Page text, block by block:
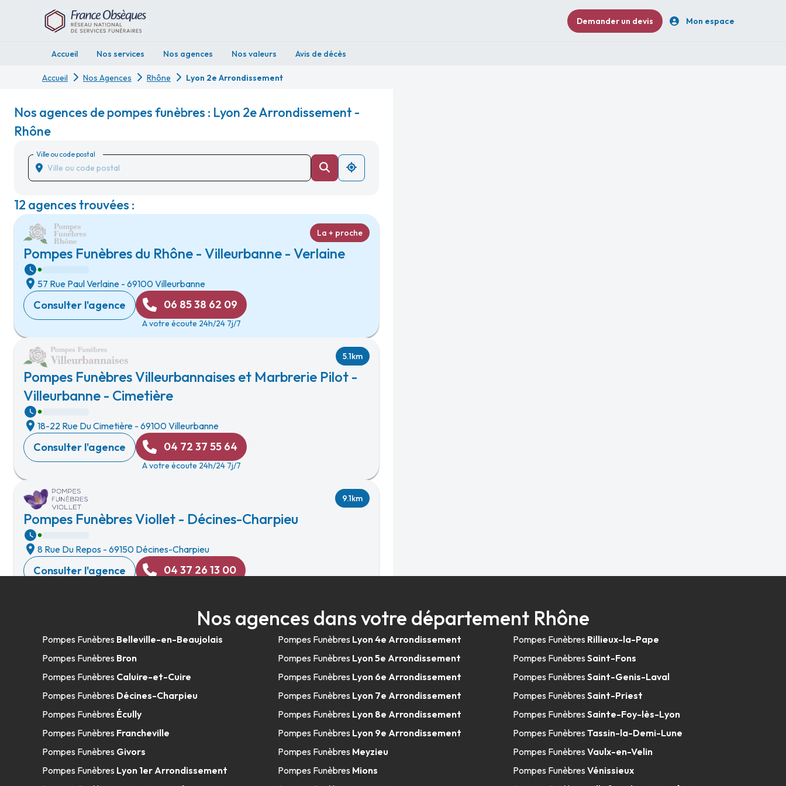
Demander un devis Mon espace
Accueil Nos services Nos agences Nos valeurs Avis de décès
Accueil Nos Agences Rhône Lyon 2e Arrondissement
Nos agences de pompes funèbres : Lyon 2e Arrondissement -
Rhône
Ville ou code postal
12 agences trouvées :
Pompes Funèbres du Rhône - Villeurbanne - Verlaine
La + proche
57 Rue Paul Verlaine - 69100 Villeurbanne
Consulter l'agence 06 85 38 62 09
A votre écoute 24h/24 7j/7
Pompes Funèbres Villeurbannaises et Marbrerie Pilot -
Villeurbanne - Cimetière
5.1km
18-22 Rue Du Cimetière - 69100 Villeurbanne
Consulter l'agence 04 72 37 55 64
A votre écoute 24h/24 7j/7
Pompes Funèbres Viollet - Décines-Charpieu
9.1km
8 Rue Du Repos - 69150 Décines-Charpieu
Consulter l'agence 04 37 26 13 00
Pompes Funèbres Viollet - Saint-Priest
9.4km
21 Bis Rue Henri Maréchal- 69800 Saint-Priest
Consulter l'agence 04 37 25 02 08
Marbrerie SDG - Meyzieu
Nos agences dans votre département Rhône
Pompes Funèbres Belleville-en-Beaujolais
Pompes Funèbres Bron
Pompes Funèbres Caluire-et-Cuire
Pompes Funèbres Décines-Charpieu
Pompes Funèbres Écully
Pompes Funèbres Francheville
Pompes Funèbres Givors
Pompes Funèbres Lyon 1er Arrondissement
Pompes Funèbres Lyon 4e Arrondissement
Pompes Funèbres Lyon 5e Arrondissement
Pompes Funèbres Lyon 6e Arrondissement
Pompes Funèbres Lyon 7e Arrondissement
Pompes Funèbres Lyon 8e Arrondissement
Pompes Funèbres Lyon 9e Arrondissement
Pompes Funèbres Meyzieu
Pompes Funèbres Mions
Pompes Funèbres Rillieux-la-Pape
Pompes FunèbresSaint-Fons
Pompes FunèbresSaint-Genis-Laval
Pompes FunèbresSaint-Priest
Pompes FunèbresSainte-Foy-lès-Lyon
Pompes FunèbresTassin-la-Demi-Lune
Pompes FunèbresVaulx-en-Velin
Pompes FunèbresVénissieux